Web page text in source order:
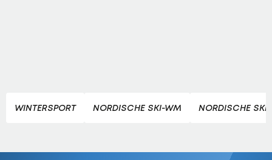
WINTERSPORT NORDISCHE SKI-WM NORDISCHE